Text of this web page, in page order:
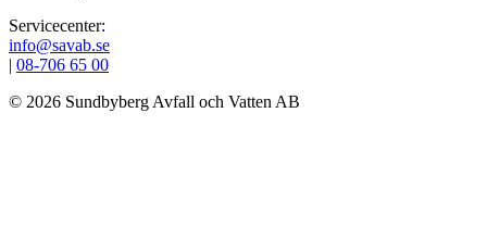
Servicecenter:
info@savab.se
| 08‑706 65 00
© 2026 Sundbyberg Avfall och Vatten AB